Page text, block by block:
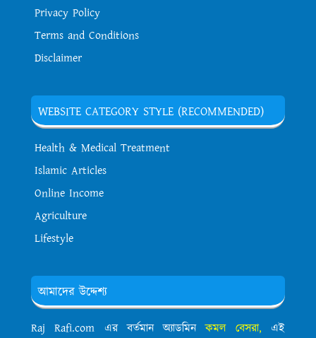
Privacy Policy
Terms and Conditions
Disclaimer
WEBSITE CATEGORY STYLE (RECOMMENDED)
Health & Medical Treatment
Islamic Articles
Online Income
Agriculture
Lifestyle
আমাদের উদ্দেশ্য
Raj Rafi.com এর বর্তমান অ্যাডমিনকমল বেসরা, এই